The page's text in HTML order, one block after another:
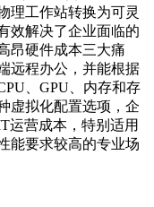
理工作站转换为可灵
效解决了企业面临的
昂硬件成本三大痛
远程办公，并能根据
、GPU、内存和存
虚拟化配置选项，企
运营成本，特别适用
能要求较高的专业场